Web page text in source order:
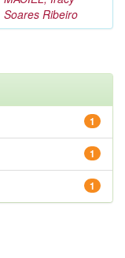
Soares Ribeiro
1
1
1